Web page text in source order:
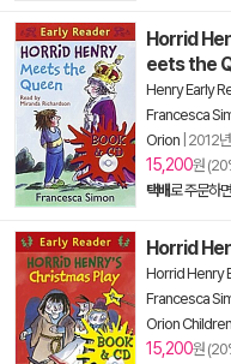
Horrid
eets the
Henry Early
Francesca
Orion 2012
15,200원
택배로 주문하면
Horrid
Horrid Henry
Francesca
Orion
15,200원